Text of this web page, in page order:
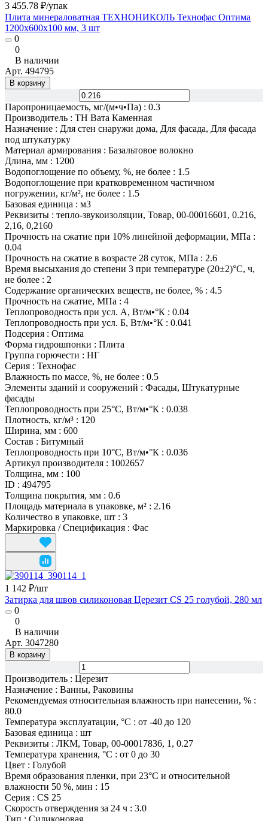
3 455.78 ₽/упак
Плита минераловатная ТЕХНОНИКОЛЬ Технофас Оптима
1200х600х100 мм, 3 шт
0
0
В наличии
Арт. 494795
В корзину
Паропроницаемость, мг/(м•ч•Па) : 0.3
Производитель : ТН Вата Каменная
Назначение : Для стен снаружи дома, Для фасада, Для фасада
под штукатурку
Материал армирования : Базальтовое волокно
Длина, мм : 1200
Водопоглощение по объему, %, не более : 1.5
Водопоглощение при кратковременном частичном
погружении, кг/м², не более : 1.5
Базовая единица : м3
Реквизиты : тепло-звукоизоляции, Товар, 00-00016601, 0.216,
2,16, 0,2160
Прочность на сжатие при 10% линейной деформации, МПа :
0.04
Прочность на сжатие в возрасте 28 суток, МПа : 2.6
Время высыхания до степени 3 при температуре (20±2)°С, ч,
не более : 2
Содержание органических веществ, не более, % : 4.5
Прочность на сжатие, МПа : 4
Теплопроводность при усл. А, Вт/м•°К : 0.04
Теплопроводность при усл. Б, Вт/м•°К : 0.041
Подсерия : Оптима
Форма гидрошпонки : Плита
Группа горючести : НГ
Серия : Технофас
Влажность по массе, %, не более : 0.5
Элементы зданий и сооружений : Фасады, Штукатурные
фасады
Теплопроводность при 25°С, Вт/м•°К : 0.038
Плотность, кг/м³ : 120
Ширина, мм : 600
Состав : Битумный
Теплопроводность при 10°С, Вт/м•°К : 0.036
Артикул производителя : 1002657
Толщина, мм : 100
ID : 494795
Толщина покрытия, мм : 0.6
Площадь материала в упаковке, м² : 2.16
Количество в упаковке, шт : 3
Маркировка / Спецификация : Фас
1 142 ₽/шт
Затирка для швов силиконовая Церезит CS 25 голубой, 280 мл
0
0
В наличии
Арт. 3047280
В корзину
Производитель : Церезит
Назначение : Ванны, Раковины
Рекомендуемая относительная влажность при нанесении, % :
80.0
Температура эксплуатации, °С : от -40 до 120
Базовая единица : шт
Реквизиты : ЛКМ, Товар, 00-00017836, 1, 0.27
Температура хранения, °С : от 0 до 30
Цвет : Голубой
Время образования пленки, при 23°C и относительной
влажности 50 %, мин : 15
Серия : CS 25
Скорость отверждения за 24 ч : 3.0
Тип : Силиконовая